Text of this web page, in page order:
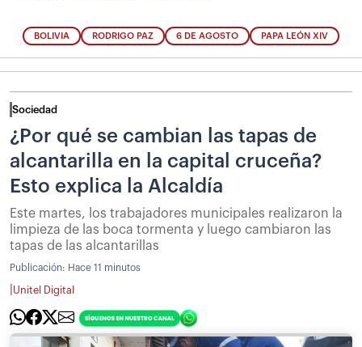
BOLIVIA RODRIGO PAZ 6 DE AGOSTO PAPA LEÓN XIV
Sociedad
¿Por qué se cambian las tapas de
alcantarilla en la capital cruceña?
Esto explica la Alcaldía
Este martes, los trabajadores municipales realizaron la
limpieza de las boca tormenta y luego cambiaron las
tapas de las alcantarillas
Publicación: Hace 11 minutos
Unitel Digital